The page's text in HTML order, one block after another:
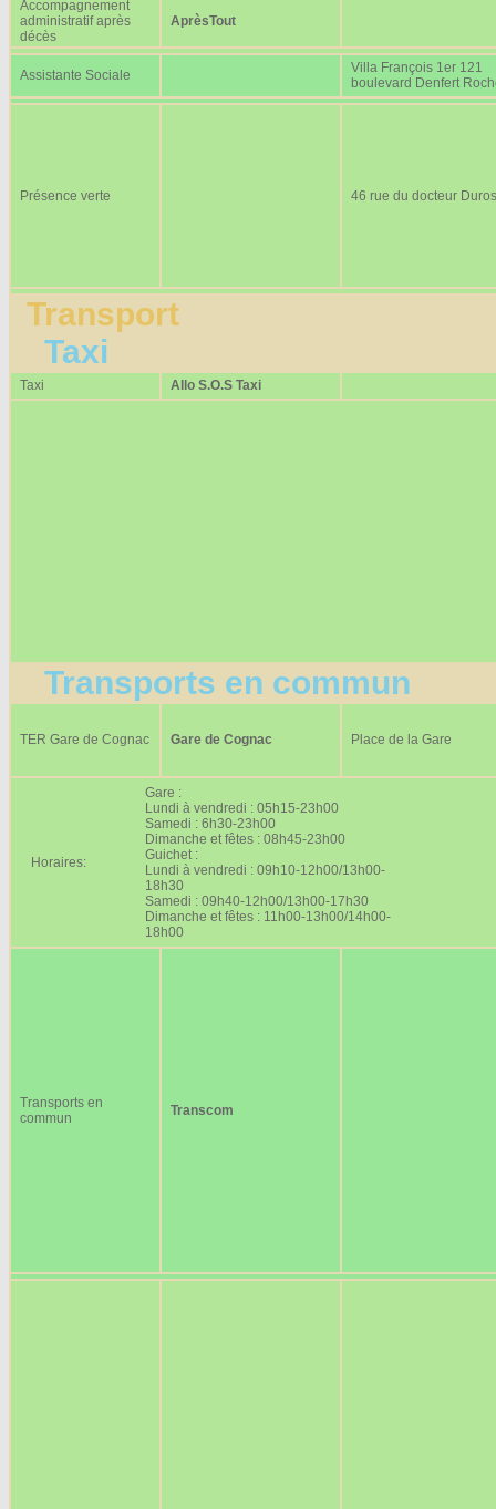
Accompagnement
administratif après
décès
AprèsTout
Assistante Sociale
Villa François 1er 121
boulevard Denfert
Présence verte 46 rue du docteur
Transport
Taxi
Taxi Allo S.O.S Taxi
Transports en commun
TER Gare de Cognac Gare de Cognac Place de la Gare
Horaires:
Gare :
Lundi à vendredi : 05h15-23h00
Samedi : 6h30-23h00
Dimanche et fêtes : 08h45-23h00
Guichet :
Lundi à vendredi : 09h10-12h00/13h00-
18h30
Samedi : 09h40-12h00/13h00-17h30
Dimanche et fêtes : 11h00-13h00/14h00-
18h00
Transports en
commun
Transcom